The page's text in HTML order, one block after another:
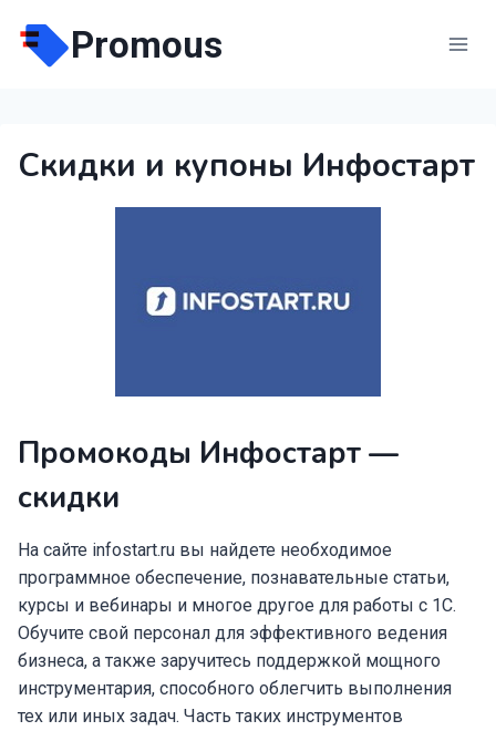
содержимому
Promous
Скидки и купоны Инфостарт
Промокоды Инфостарт —
скидки
На сайте infostart.ru вы найдете необходимое
программное обеспечение, познавательные статьи,
курсы и вебинары и многое другое для работы с 1С.
Обучите свой персонал для эффективного ведения
бизнеса, а также заручитесь поддержкой мощного
инструментария, способного облегчить выполнения
тех или иных задач. Часть таких инструментов